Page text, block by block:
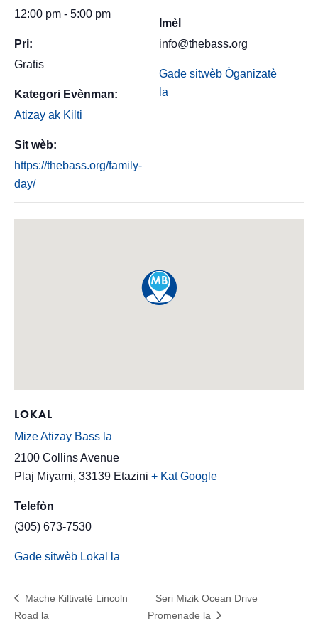
12:00 pm - 5:00 pm
Pri:
Gratis
Kategori Evènman:
Atizay ak Kilti
Sit wèb:
https://thebass.org/family-
day/
Imèl
info@thebass.org
Gade sitwèb Òganizatè
la
LOKAL
Mize Atizay Bass la
2100 Collins Avenue
Plaj Miyami, 33139 Etazini + Kat Google
Telefòn
(305) 673-7530
Gade sitwèb Lokal la
Mache Kiltivatè Lincoln
Road la
Seri Mizik Ocean Drive
Promenade la